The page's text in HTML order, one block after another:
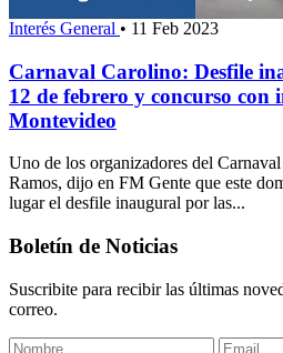
Interés General • 11 Feb 2023
Carnaval Carolino: Desfile
12 de febrero y concurso con
Montevideo
Uno de los organizadores del
Ramos, dijo en FM Gente que este
lugar el desfile inaugural por las...
Boletín de Noticias
Suscribite para recibir las últimas
correo.